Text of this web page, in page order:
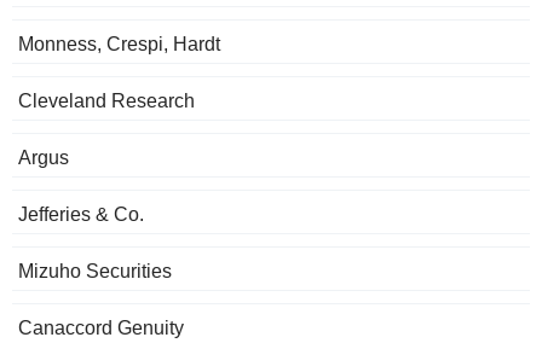
Monness, Crespi, Hardt
Cleveland Research
Argus
Jefferies & Co.
Mizuho Securities
Canaccord Genuity